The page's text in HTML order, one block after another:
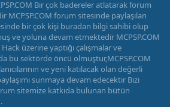
Bir çok badereler atlatarak forum
MCPSP.COM forum sitesinde paylaşılan
bir çok kişi buradan bilgi sahibi olup
ve yoluna devam etmektedir MCPSP.COM
üzerine yaptığı çalışmalar ve
bu sektörde öncü olmuştur,MCPSP.COM
ve yeni katılacak olan değerli
sunmaya devam edecektir Bizi
sitemize katkıda bulunan bütün